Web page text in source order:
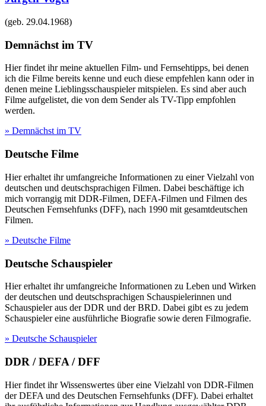
(geb. 29.04.1968)
Demnächst im TV
Hier findet ihr meine aktuellen Film- und Fernsehtipps, bei denen
ich die Filme bereits kenne und euch diese empfehlen kann oder in
denen meine Lieblingsschauspieler mitspielen. Es sind aber auch
Filme aufgelistet, die von dem Sender als TV-Tipp empfohlen
werden.
» Demnächst im TV
Deutsche Filme
Hier erhaltet ihr umfangreiche Informationen zu einer Vielzahl von
deutschen und deutschsprachigen Filmen. Dabei beschäftige ich
mich vorrangig mit DDR-Filmen, DEFA-Filmen und Filmen des
Deutschen Fernsehfunks (DFF), nach 1990 mit gesamtdeutschen
Filmen.
» Deutsche Filme
Deutsche Schauspieler
Hier erhaltet ihr umfangreiche Informationen zu Leben und Wirken
der deutschen und deutschsprachigen Schauspielerinnen und
Schauspieler aus der DDR und der BRD. Dabei gibt es zu jedem
Schauspieler eine ausführliche Biografie sowie deren Filmografie.
» Deutsche Schauspieler
DDR / DEFA / DFF
Hier findet ihr Wissenswertes über eine Vielzahl von DDR-Filmen
der DEFA und des Deutschen Fernsehfunks (DFF). Dabei erhaltet